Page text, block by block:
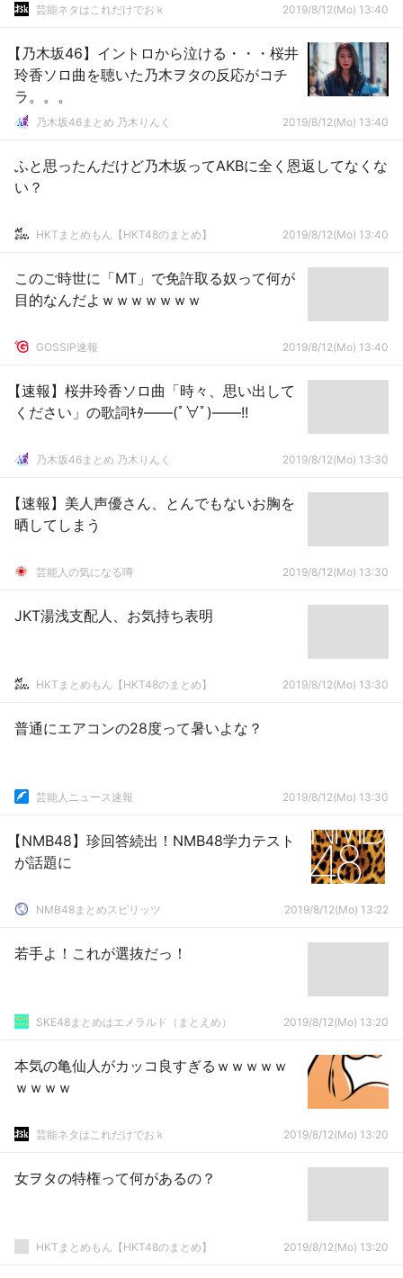
芸能ネタはこれだけでおｋ 2019/8/12(Mo) 13:40
【乃木坂46】イントロから泣ける・・・桜井
玲香ソロ曲を聴いた乃木ヲタの反応がコチ
ラ。。。
乃木坂46まとめ 乃木りんく 2019/8/12(Mo) 13:40
ふと思ったんだけど乃木坂ってAKBに全く恩返してなくな
い？
HKTまとめもん【HKT48のまとめ】 2019/8/12(Mo) 13:40
このご時世に「MT」で免許取る奴って何が
目的なんだよｗｗｗｗｗｗｗ
GOSSIP速報 2019/8/12(Mo) 13:40
【速報】桜井玲香ソロ曲「時々、思い出して
ください」の歌詞ｷﾀ――(ﾟ∀ﾟ)――!!
乃木坂46まとめ 乃木りんく 2019/8/12(Mo) 13:30
【速報】美人声優さん、とんでもないお胸を
晒してしまう
芸能人の気になる噂 2019/8/12(Mo) 13:30
JKT湯浅支配人、お気持ち表明
HKTまとめもん【HKT48のまとめ】 2019/8/12(Mo) 13:30
普通にエアコンの28度って暑いよな？
芸能人ニュース速報 2019/8/12(Mo) 13:30
【NMB48】珍回答続出！NMB48学力テスト
が話題に
NMB48まとめスピリッツ 2019/8/12(Mo) 13:22
若手よ！これが選抜だっ！
SKE48まとめはエメラルド（まとえめ） 2019/8/12(Mo) 13:20
本気の亀仙人がカッコ良すぎるｗｗｗｗｗ
ｗｗｗｗ
芸能ネタはこれだけでおｋ 2019/8/12(Mo) 13:20
女ヲタの特権って何があるの？
HKTまとめもん【HKT48のまとめ】 2019/8/12(Mo) 13:20